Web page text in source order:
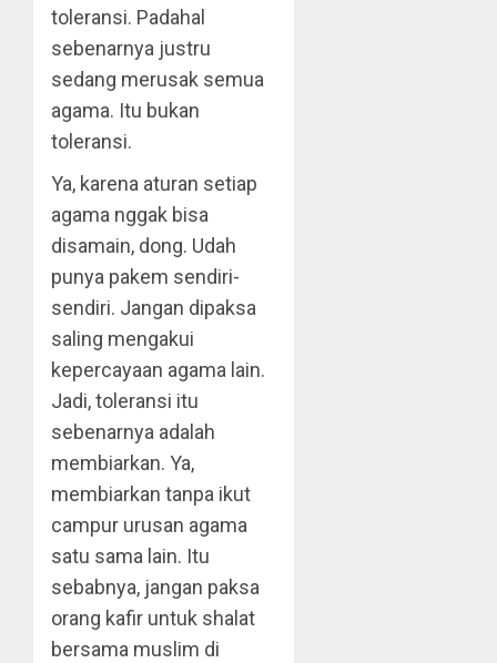
toleransi. Padahal
sebenarnya justru
sedang merusak semua
agama. Itu bukan
toleransi.
Ya, karena aturan setiap
agama nggak bisa
disamain, dong. Udah
punya pakem sendiri-
sendiri. Jangan dipaksa
saling mengakui
kepercayaan agama lain.
Jadi, toleransi itu
sebenarnya adalah
membiarkan. Ya,
membiarkan tanpa ikut
campur urusan agama
satu sama lain. Itu
sebabnya, jangan paksa
orang kafir untuk shalat
bersama muslim di